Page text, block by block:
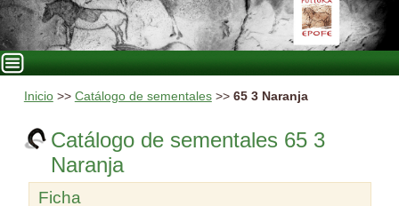
Inicio>> Catálogo de sementales>> 65 3 Naranja
Catálogo de sementales 65 3
Naranja
Ficha